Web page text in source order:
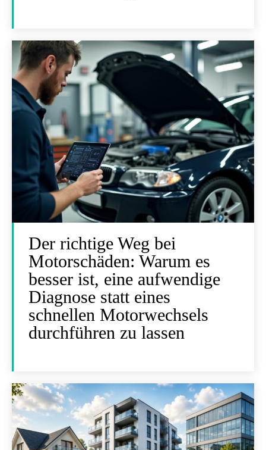
Der richtige Weg bei
Motorschäden: Warum es
besser ist, eine aufwendige
Diagnose statt eines
schnellen Motorwechsels
durchführen zu lassen